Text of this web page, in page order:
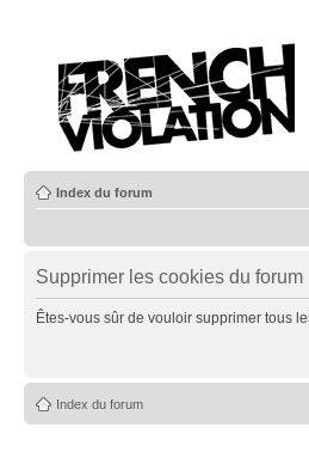
Index du forum
Supprimer les cookies du forum
Êtes-vous sûr de vouloir supprimer tous
Index du forum